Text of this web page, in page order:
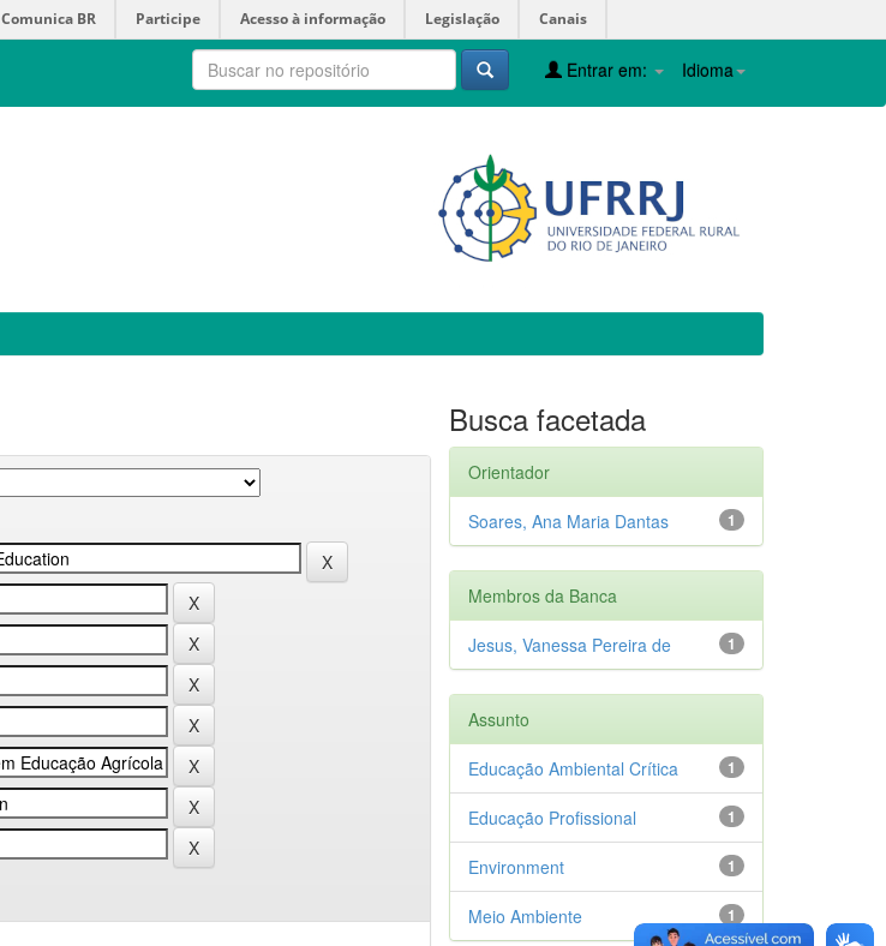
Comunica BR Participe Acesso à informação Legislação Canais
Idioma
Entrar em:
Busca facetada
Orientador
1
Soares, Ana Maria Dantas
Membros da Banca
1
Jesus, Vanessa Pereira de
Assunto
1
Educação Ambiental Crítica
1
Educação Profissional
1
Environment
1
Meio Ambiente